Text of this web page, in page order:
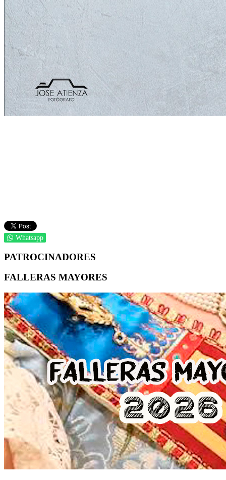
Whatsapp
PATROCINADORES
FALLERAS MAYORES